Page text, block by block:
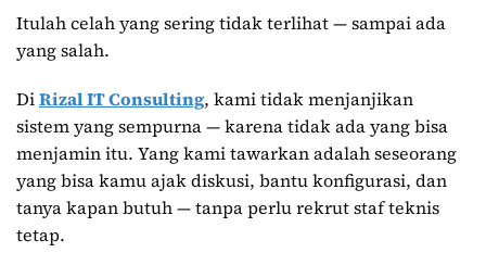
Itulah celah yang sering tidak terlihat — sampai ada
yang salah.
DiRizal IT Consulting, kami tidak menjanjikan
sistem yang sempurna — karena tidak ada yang bisa
menjamin itu. Yang kami tawarkan adalah seseorang
yang bisa kamu ajak diskusi, bantu konfigurasi, dan
tanya kapan butuh — tanpa perlu rekrut staf teknis
tetap.